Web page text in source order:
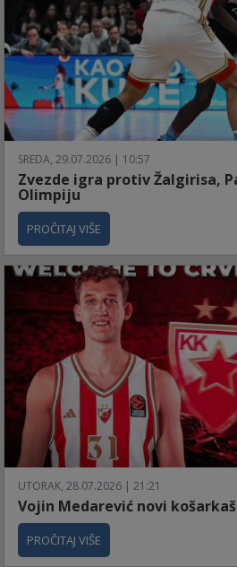
SREDA, 29.07.2026 | 10:57
Zvezde igra protiv Žalgirisa,
Olimpiju
PROČITAJ VIŠE
UTORAK, 28.07.2026 | 21:21
Vojin Medarević novi
PROČITAJ VIŠE